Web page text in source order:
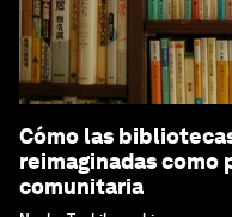
Cómo las
reimaginadas como
comunitaria